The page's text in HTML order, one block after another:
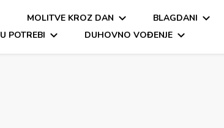
MOLITVE KROZ DAN
BLAGDANI
U POTREBI DUHOVNO VOĐENJE